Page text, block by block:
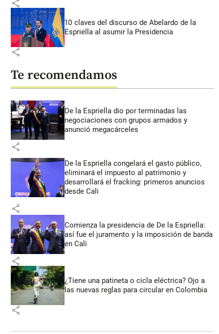
share
10 claves del discurso de Abelardo de la
Espriella al asumir la Presidencia
share
Te recomendamos
De la Espriella dio por terminadas las
negociaciones con grupos armados y
anunció megacárceles
share
De la Espriella congelará el gasto público,
eliminará el impuesto al patrimonio y
desarrollará el fracking: primeros anuncios
desde Cali
share
Comienza la presidencia de De la Espriella:
así fue el juramento y la imposición de banda
en Cali
share
¿Tiene una patineta o cicla eléctrica? Ojo a
las nuevas reglas para circular en Colombia
share